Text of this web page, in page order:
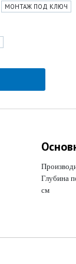
МОНТАЖ ПОД КЛЮЧ
Глубина
см